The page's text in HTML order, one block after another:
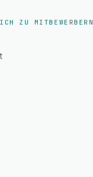
ZU MITBEWERBERN